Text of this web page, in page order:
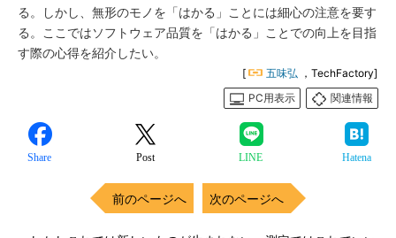
る。しかし、無形のモノを「はかる」ことには細心の注意を要す
る。ここではソフトウェア品質を「はかる」ことでの向上を目指
す際の心得を紹介したい。
[ 五味弘 ，TechFactory]
PC用表示
関連情報
Share Post LINE Hatena
前のページへ 次のページへ